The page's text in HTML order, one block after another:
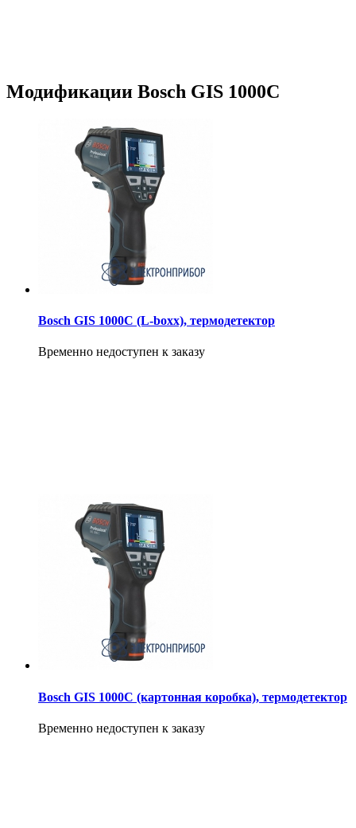
Модификации Bosch GIS 1000C
Bosch GIS 1000C (L-boxx), термодетектор
Временно недоступен к заказу
Bosch GIS 1000C (картонная коробка), термодетектор
Временно недоступен к заказу